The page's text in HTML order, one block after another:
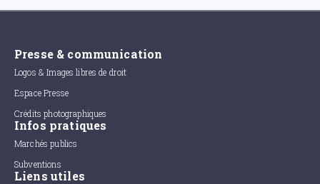
Presse & communication
Logos & Images libres de droit
Espace Presse
Crédits photographiques
Infos pratiques
Marchés publics
Subventions
Liens utiles